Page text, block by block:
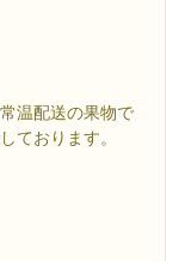
温配送の果物で
ております。